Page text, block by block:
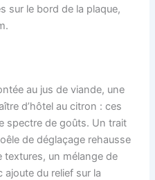
sur le bord de la plaque,
au jus de viande, une
d’hôtel au citron : ces
spectre de goûts. Un trait
de déglaçage rehausse
textures, un mélange de
du relief sur la